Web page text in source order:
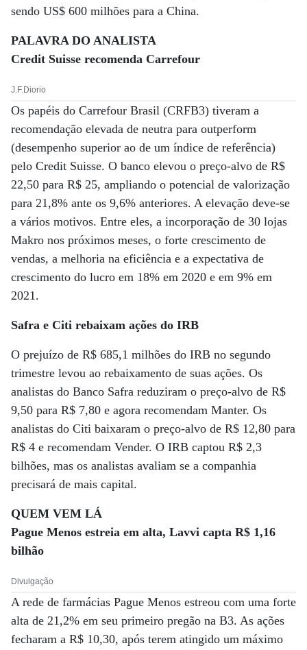
sendo US$ 600 milhões para a China.
PALAVRA DO ANALISTA
Credit Suisse recomenda Carrefour
J.F.Diorio
Os papéis do Carrefour Brasil (CRFB3) tiveram a
recomendação elevada de neutra para outperform
(desempenho superior ao de um índice de referência)
pelo Credit Suisse. O banco elevou o preço-alvo de R$
22,50 para R$ 25, ampliando o potencial de valorização
para 21,8% ante os 9,6% anteriores. A elevação deve-se
a vários motivos. Entre eles, a incorporação de 30 lojas
Makro nos próximos meses, o forte crescimento de
vendas, a melhoria na eficiência e a expectativa de
crescimento do lucro em 18% em 2020 e em 9% em
2021.
Safra e Citi rebaixam ações do IRB
O prejuízo de R$ 685,1 milhões do IRB no segundo
trimestre levou ao rebaixamento de suas ações. Os
analistas do Banco Safra reduziram o preço-alvo de R$
9,50 para R$ 7,80 e agora recomendam Manter. Os
analistas do Citi baixaram o preço-alvo de R$ 12,80 para
R$ 4 e recomendam Vender. O IRB captou R$ 2,3
bilhões, mas os analistas avaliam se a companhia
precisará de mais capital.
QUEM VEM LÁ
Pague Menos estreia em alta, Lavvi capta R$ 1,16
bilhão
Divulgação
A rede de farmácias Pague Menos estreou com uma forte
alta de 21,2% em seu primeiro pregão na B3. As ações
fecharam a R$ 10,30, após terem atingido um máximo